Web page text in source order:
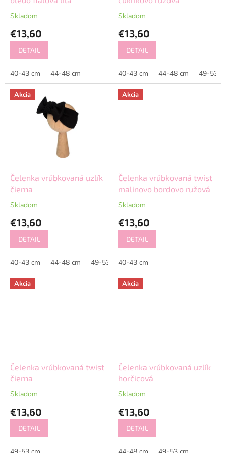
Skladom
€13,60
DETAIL
40-43 cm 44-48 cm
Skladom
€13,60
DETAIL
40-43 cm 44-48 cm 49-53
Akcia
Čelenka vrúbkovaná uzlík
čierna
Skladom
€13,60
DETAIL
40-43 cm 44-48 cm 49-53 cm
Akcia
Čelenka vrúbkovaná twist
malinovo bordovo ružová
Skladom
€13,60
DETAIL
40-43 cm
Akcia
Čelenka vrúbkovaná twist
čierna
Skladom
€13,60
DETAIL
Akcia
Čelenka vrúbkovaná uzlík
horčicová
Skladom
€13,60
DETAIL